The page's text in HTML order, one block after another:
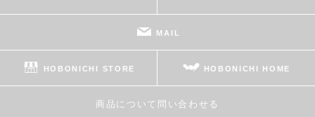
MAIL
HOBONICHI STORE HOBONICHI HOME
商品について問い合わせる